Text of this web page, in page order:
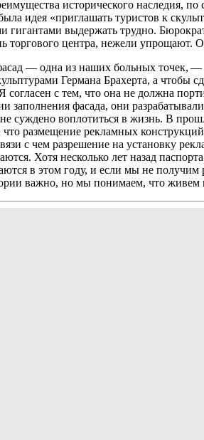
исторического наследия,
идея «приглашать туристов к
гигантами выдержать трудно.
торгового центра, нежели упрощают.
— одна из наших больных точек,
Германа Брахерта, а чтобы
согласен с тем, что она не должна
заполнения фасада, они
суждено воплотиться в жизнь. В
что размещение рекламных
с чем разрешение на установку
Хотя несколько лет назад
в этом году, и если мы не
важно, но мы понимаем, что живем